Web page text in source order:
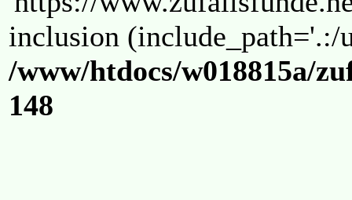
inclusion (include_path='.:/
/www/htdocs/w018815a/
148